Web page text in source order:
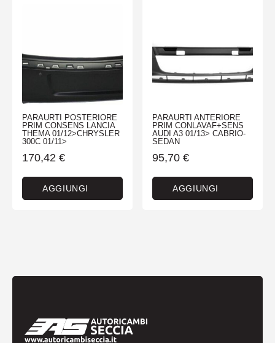
PARAURTI POSTERIORE
PRIM CONSENS LANCIA
THEMA 01/12>CHRYSLER
300C 01/11>
170,42 €
AGGIUNGI
PARAURTI ANTERIORE
PRIM CONLAVAF+SENS
AUDI A3 01/13> CABRIO-
SEDAN
95,70 €
AGGIUNGI